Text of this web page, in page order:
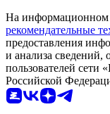
На информационном
рекомендательные
предоставления
и анализа сведений,
пользователей сети
Российской